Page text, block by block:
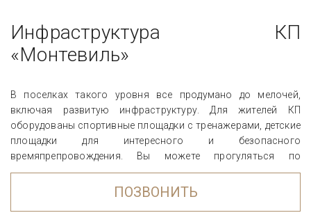
Инфраструктура КП
«Монтевиль»
В поселках такого уровня все продумано до мелочей,
включая развитую инфраструктуру. Для жителей КП
оборудованы спортивные площадки с тренажерами, детские
площадки для интересного и безопасного
времяпрепровождения. Вы можете прогуляться по
тенистым улицам, прокатиться на велосипеде вдоль реки.
Недалеко от поселка есть:ПОЗВОНИТЬ